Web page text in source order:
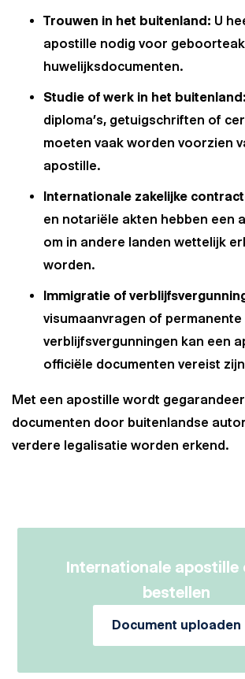
Trouwen in het buitenland: U
apostille nodig voor
huwelijksdocumenten.
Studie of werk in het buitenland:
diploma’s, getuigschriften of
moeten vaak worden voorzien
apostille.
Internationale zakelijke
en notariële akten hebben een
om in andere landen wettelijk
worden.
Immigratie of
visumaanvragen of permanente
verblijfsvergunningen kan een
officiële documenten vereist
Met een apostille wordt
documenten door buitenlandse
verdere legalisatie worden erkend.
Internationale apostille
bestellen
Document uploaden